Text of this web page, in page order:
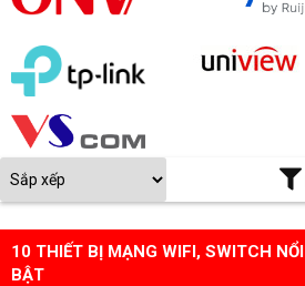
10 THIẾT BỊ MẠNG WIFI, SWITCH NỔI
BẬT